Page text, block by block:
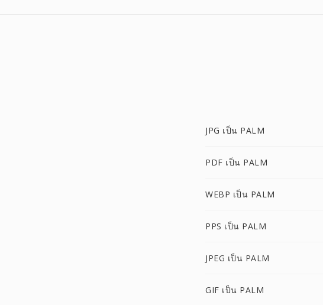
JPG เป็น PALM
PDF เป็น PALM
WEBP เป็น PALM
PPS เป็น PALM
JPEG เป็น PALM
GIF เป็น PALM